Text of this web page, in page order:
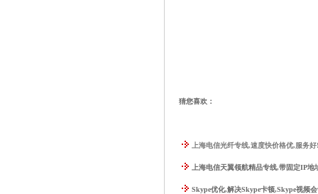
猜您喜欢：
上海电信光纤专线,速度快价格优,服务好!
上海电信天翼领航精品专线,带固定IP地
Skype优化,解决Skype卡顿,Skype视频